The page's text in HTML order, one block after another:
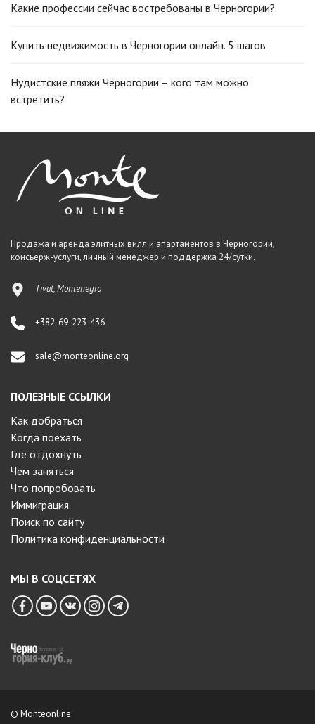
Какие профессии сейчас востребованы в Черногории?
Купить недвижимость в Черногории онлайн. 5 шагов
Нудистские пляжи Черногории – кого там можно
встретить?
Продажа и аренда элитных вилл и апартаментов в Черногории,
консьерж-услуги, личный менеджер и поддержка 24/сутки.
Tivat, Montenegro
+382-69-223-436
sale@monteonline.org
ПОЛЕЗНЫЕ ССЫЛКИ
Как добраться
Когда поехать
Где отдохнуть
Чем заняться
Что попробовать
Иммиграция
Поиск по сайту
Политика конфиденциальности
МЫ В СОЦСЕТЯХ
© Monteonline